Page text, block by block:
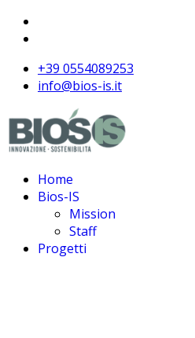
+39 0554089253
info@bios-is.it
Home
Bios-IS
Mission
Staff
Progetti